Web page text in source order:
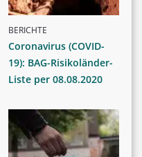
BERICHTE
Coronavirus (COVID-
19): BAG-Risikoländer-
Liste per 08.08.2020